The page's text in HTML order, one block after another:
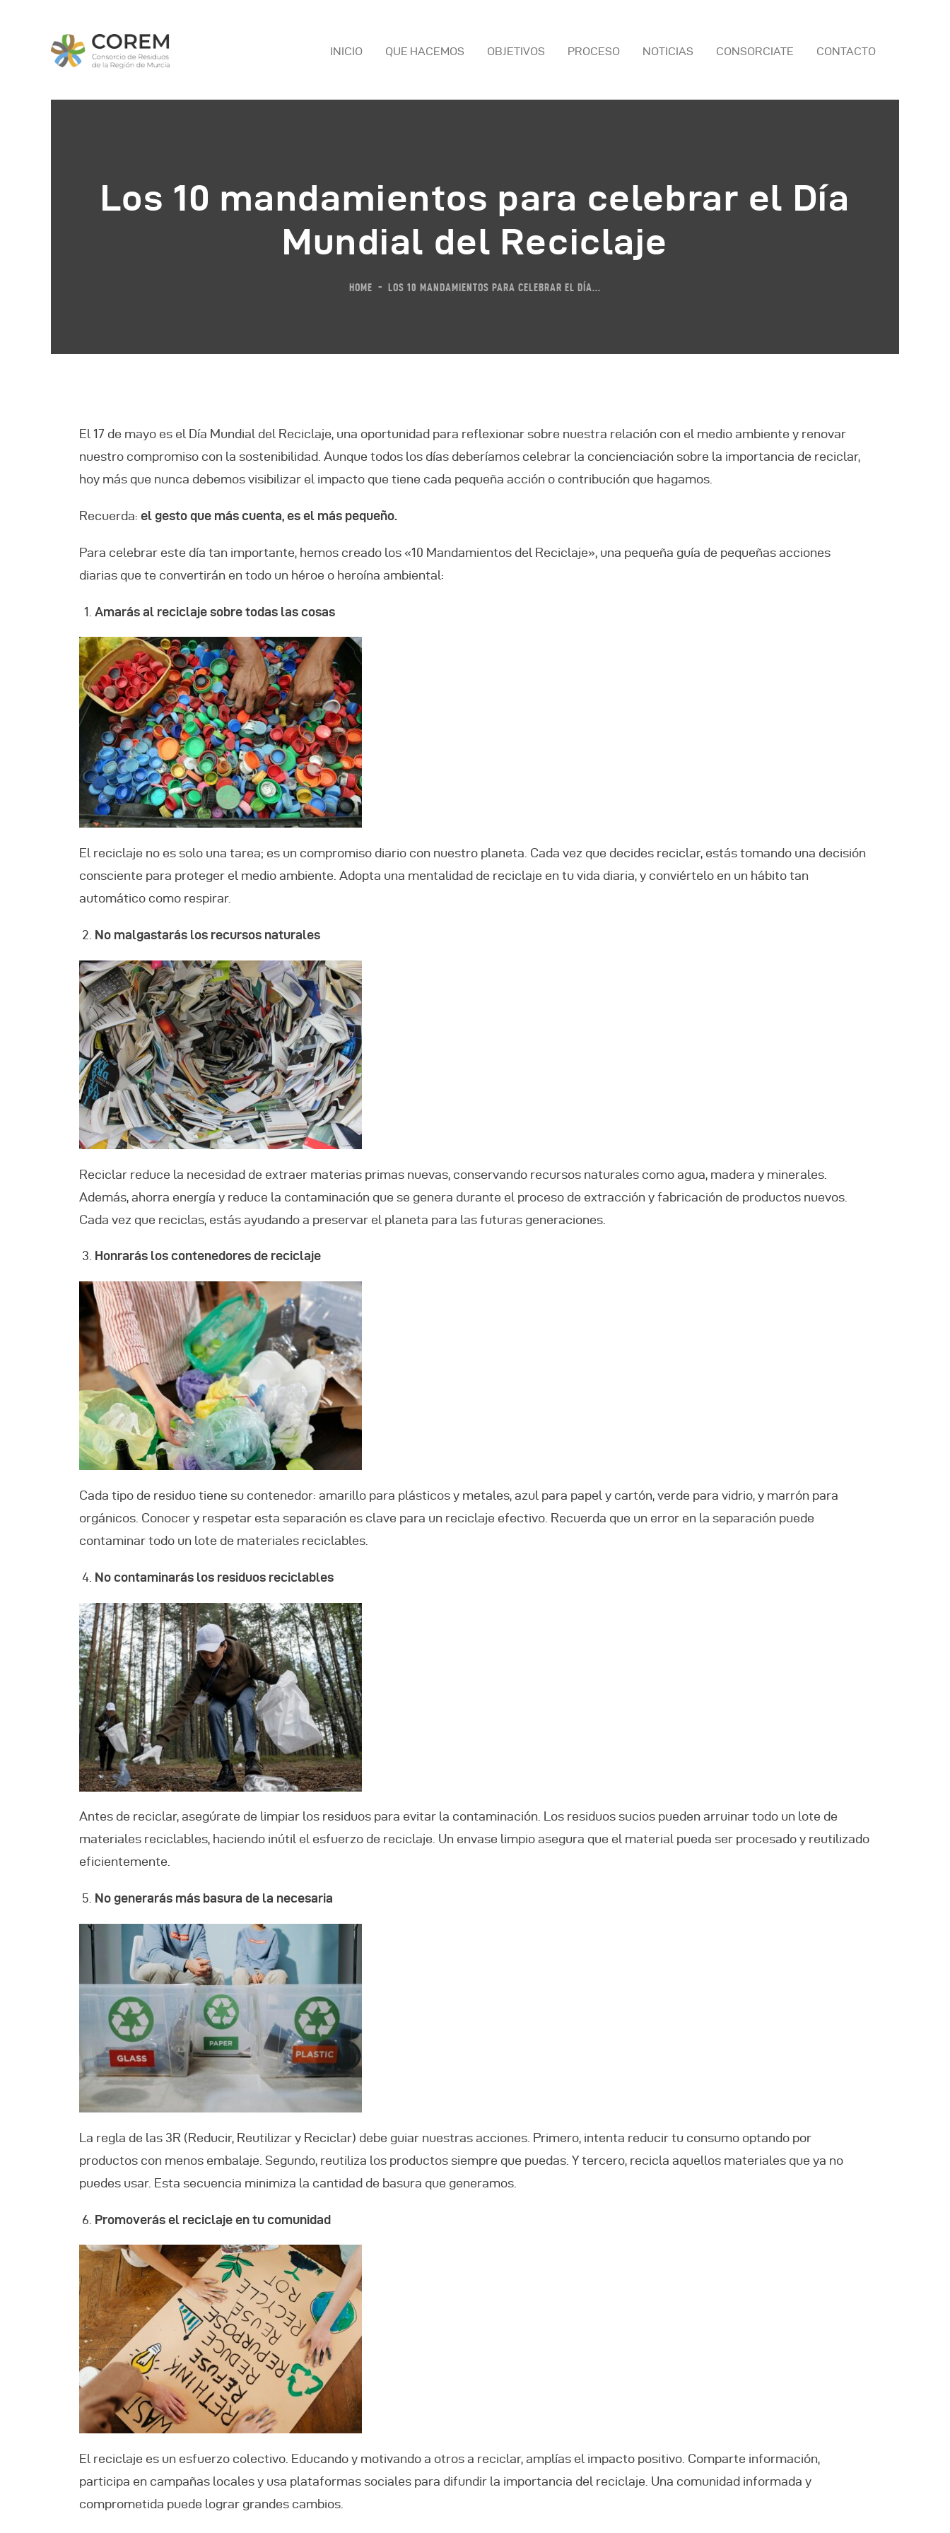
INICIO QUE HACEMOS OBJETIVOS PROCESO NOTICIAS CONSORCIATE CONTACTO
Los 10 mandamientos para celebrar el Día
Mundial del Reciclaje
HOME LOS 10 MANDAMIENTOS PARA CELEBRAR EL DÍA...
QUE HACEMOS
OBJETIVOS
CONSORCIATE
El 17 de mayo es el Día Mundial del Reciclaje, una oportunidad para reflexionar sobre nuestra relación con el medio ambiente y renovar
nuestro compromiso con la sostenibilidad. Aunque todos los días deberíamos celebrar la concienciación sobre la importancia de reciclar,
hoy más que nunca debemos visibilizar el impacto que tiene cada pequeña acción o contribución que hagamos.
Recuerda: el gesto que más cuenta, es el más pequeño.
Para celebrar este día tan importante, hemos creado los «10 Mandamientos del Reciclaje», una pequeña guía de pequeñas acciones
diarias que te convertirán en todo un héroe o heroína ambiental:
Amarás al reciclaje sobre todas las cosas
El reciclaje no es solo una tarea; es un compromiso diario con nuestro planeta. Cada vez que decides reciclar, estás tomando una decisión
consciente para proteger el medio ambiente. Adopta una mentalidad de reciclaje en tu vida diaria, y conviértelo en un hábito tan
automático como respirar.
No malgastarás los recursos naturales
Reciclar reduce la necesidad de extraer materias primas nuevas, conservando recursos naturales como agua, madera y minerales.
Además, ahorra energía y reduce la contaminación que se genera durante el proceso de extracción y fabricación de productos nuevos.
Cada vez que reciclas, estás ayudando a preservar el planeta para las futuras generaciones.
Honrarás los contenedores de reciclaje
Cada tipo de residuo tiene su contenedor: amarillo para plásticos y metales, azul para papel y cartón, verde para vidrio, y marrón para
orgánicos. Conocer y respetar esta separación es clave para un reciclaje efectivo. Recuerda que un error en la separación puede
contaminar todo un lote de materiales reciclables.
No contaminarás los residuos reciclables
Antes de reciclar, asegúrate de limpiar los residuos para evitar la contaminación. Los residuos sucios pueden arruinar todo un lote de
materiales reciclables, haciendo inútil el esfuerzo de reciclaje. Un envase limpio asegura que el material pueda ser procesado y reutilizado
eficientemente.
No generarás más basura de la necesaria
La regla de las 3R (Reducir, Reutilizar y Reciclar) debe guiar nuestras acciones. Primero, intenta reducir tu consumo optando por
productos con menos embalaje. Segundo, reutiliza los productos siempre que puedas. Y tercero, recicla aquellos materiales que ya no
puedes usar. Esta secuencia minimiza la cantidad de basura que generamos.
Promoverás el reciclaje en tu comunidad
El reciclaje es un esfuerzo colectivo. Educando y motivando a otros a reciclar, amplías el impacto positivo. Comparte información,
participa en campañas locales y usa plataformas sociales para difundir la importancia del reciclaje. Una comunidad informada y
comprometida puede lograr grandes cambios.